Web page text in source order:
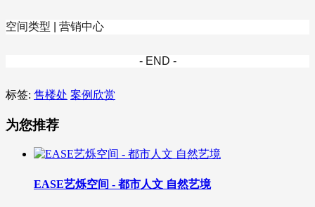
空间类型 | 营销中心
- END -
标签: 售楼处 案例欣赏
为您推荐
EASE艺烁空间 - 都市人文 自然艺境